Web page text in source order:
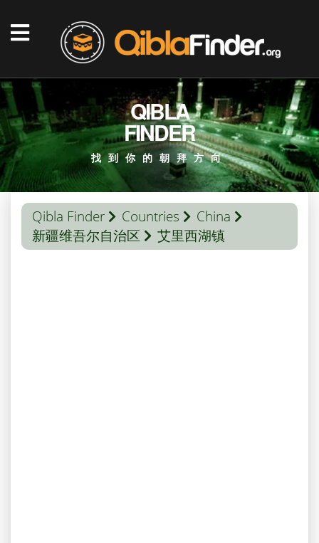
QIBLA
FINDER
找到你的朝拜方向
Qibla Finder Countries
China
新疆维吾尔自治区
艾里西湖镇